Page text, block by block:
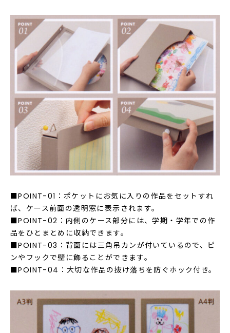
■POINT-01：ポケットにお気に入りの作品をセットすれ
ば、ケース前面の透明窓に表示されます。
■POINT-02：内側のケース部分には、学期・学年での作
品をひとまとめに収納できます。
■POINT-03：背面には三角吊カンが付いているので、ピ
ンやフックで壁に飾ることができます。
■POINT-04：大切な作品の抜け落ちを防ぐホック付き。